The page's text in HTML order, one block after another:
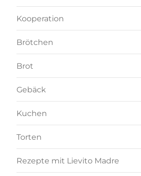
Kooperation
Brötchen
Brot
Gebäck
Kuchen
Torten
Rezepte mit Lievito Madre